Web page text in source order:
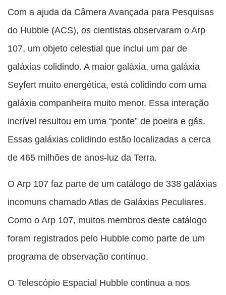
Com a ajuda da Câmera Avançada para Pesquisas
do Hubble (ACS), os cientistas observaram o Arp
107, um objeto celestial que inclui um par de
galáxias colidindo. A maior galáxia, uma galáxia
Seyfert muito energética, está colidindo com uma
galáxia companheira muito menor. Essa interação
incrível resultou em uma “ponte” de poeira e gás.
Essas galáxias colidindo estão localizadas a cerca
de 465 milhões de anos-luz da Terra.
O Arp 107 faz parte de um catálogo de 338 galáxias
incomuns chamado Atlas de Galáxias Peculiares.
Como o Arp 107, muitos membros deste catálogo
foram registrados pelo Hubble como parte de um
programa de observação contínuo.
O Telescópio Espacial Hubble continua a nos